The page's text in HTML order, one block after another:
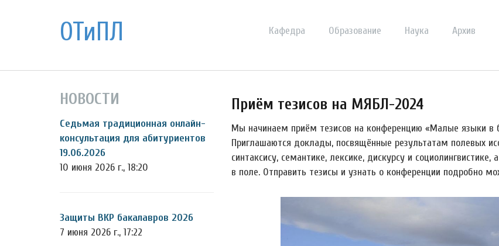
ОТиПЛ Кафедра Образование Наука Архив
НОВОСТИ
Седьмая традиционная онлайн-
консультация для абитуриентов
19.06.2026
10 июня 2026 г., 18:20
Защиты ВКР бакалавров 2026
7 июня 2026 г., 17:22
Приём тезисов на МЯБЛ-2024
Мы начинаем приём тезисов на конференцию «Малые языки в
Приглашаются доклады, посвящённые результатам полевых
синтаксису, семантике, лексике, дискурсу и
в поле. Отправить тезисы и узнать о конференции подробно